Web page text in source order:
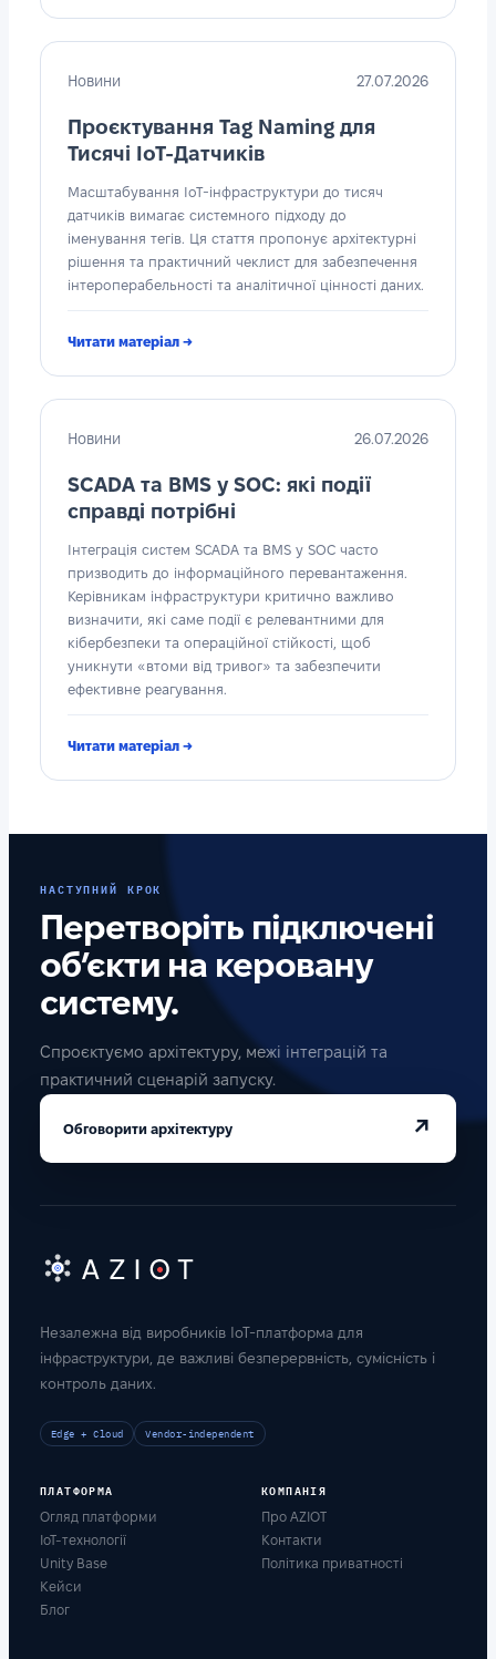
Новини 27.07.2026
Проєктування Tag Naming для
Тисячі IoT-Датчиків
Масштабування IoT-інфраструктури до тисяч
датчиків вимагає системного підходу до
іменування тегів. Ця стаття пропонує архітектурні
рішення та практичний чеклист для забезпечення
інтероперабельності та аналітичної цінності даних.
Читати матеріал →
Новини 26.07.2026
SCADA та BMS у SOC: які події
справді потрібні
Інтеграція систем SCADA та BMS у SOC часто
призводить до інформаційного перевантаження.
Керівникам інфраструктури критично важливо
визначити, які саме події є релевантними для
кібербезпеки та операційної стійкості, щоб
уникнути «втоми від тривог» та забезпечити
ефективне реагування.
Читати матеріал →
НАСТУПНИЙ КРОК
Перетворіть підключені
об’єкти на керовану
систему.
Спроєктуємо архітектуру, межі інтеграцій та
практичний сценарій запуску.
Обговорити архітектуру ↗
Незалежна від виробників IoT-платформа для
інфраструктури, де важливі безперервність, сумісність і
контроль даних.
Edge + Cloud Vendor-independent
ПЛАТФОРМА
Огляд платформи
IoT-технології
Unity Base
Кейси
Блог
КОМПАНІЯ
Про AZIOT
Контакти
Політика приватності